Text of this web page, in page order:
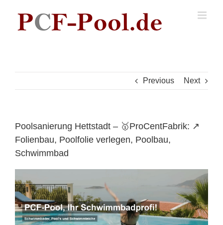
content
Previous Next
Poolsanierung Hettstadt – 🥇ProCentFabrik: ↗️
Folienbau, Poolfolie verlegen, Poolbau,
Schwimmbad